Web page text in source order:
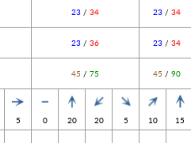
23 / 34 23/ 34
23 / 36 23/ 34
45 / 75 45 / 90
5 0 20 20 5 10
15